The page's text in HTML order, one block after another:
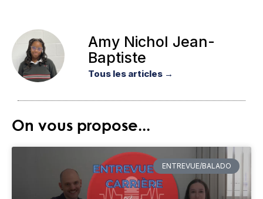
Amy Nichol Jean-
Baptiste
Tous les articles →
On vous propose...
ENTREVUE/BALADO